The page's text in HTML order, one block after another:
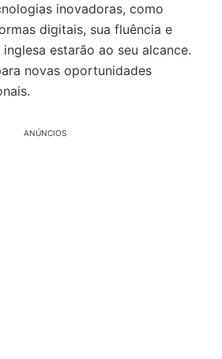
inovadoras, como
digitais, sua fluência e
estarão ao seu alcance.
novas oportunidades
ANÚNCIOS